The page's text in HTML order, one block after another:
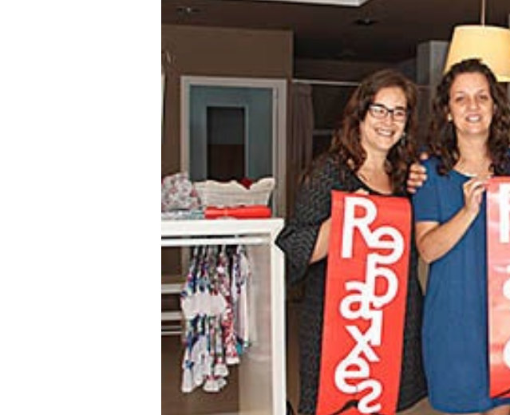
Diari LaVeu
05/07/2014 11:30
Agència de Promoció del Valencià de Burjassot
pensant novament en els comerciants de Burjassot.
Burjassot reparteix, per cinqué any consecutiu,
descompte als comerços de Burjassot.
Com en les altres ocasions, col·labora amb Aviva
s’encarrega de repartir el material entre els seus